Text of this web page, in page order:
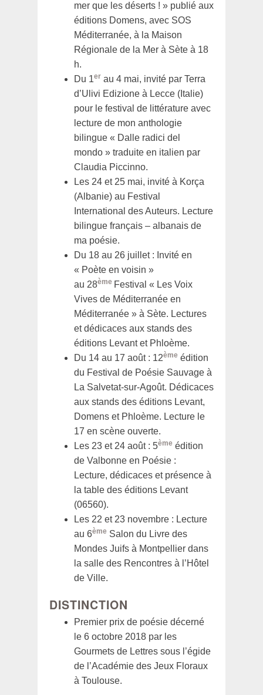
mer que les déserts ! » publié aux
éditions Domens, avec SOS
Méditerranée, à la Maison
Régionale de la Mer à Sète à 18
h.
Du 1er au 4 mai, invité par Terra
d’Ulivi Edizione à Lecce (Italie)
pour le festival de littérature avec
lecture de mon anthologie
bilingue « Dalle radici del
mondo » traduite en italien par
Claudia Piccinno.
Les 24 et 25 mai, invité à Korça
(Albanie) au Festival
International des Auteurs. Lecture
bilingue français – albanais de
ma poésie.
Du 18 au 26 juillet : Invité en
« Poète en voisin »
au 28ème Festival « Les Voix
Vives de Méditerranée en
Méditerranée » à Sète. Lectures
et dédicaces aux stands des
éditions Levant et Phloème.
Du 14 au 17 août : 12ème édition
du Festival de Poésie Sauvage à
La Salvetat-sur-Agoût. Dédicaces
aux stands des éditions Levant,
Domens et Phloème. Lecture le
17 en scène ouverte.
Les 23 et 24 août : 5ème édition
de Valbonne en Poésie :
Lecture, dédicaces et présence à
la table des éditions Levant
(06560).
Les 22 et 23 novembre : Lecture
au 6ème Salon du Livre des
Mondes Juifs à Montpellier dans
la salle des Rencontres à l’Hôtel
de Ville.
DISTINCTION
Premier prix de poésie décerné
le 6 octobre 2018 par les
Gourmets de Lettres sous l’égide
de l’Académie des Jeux Floraux
à Toulouse.